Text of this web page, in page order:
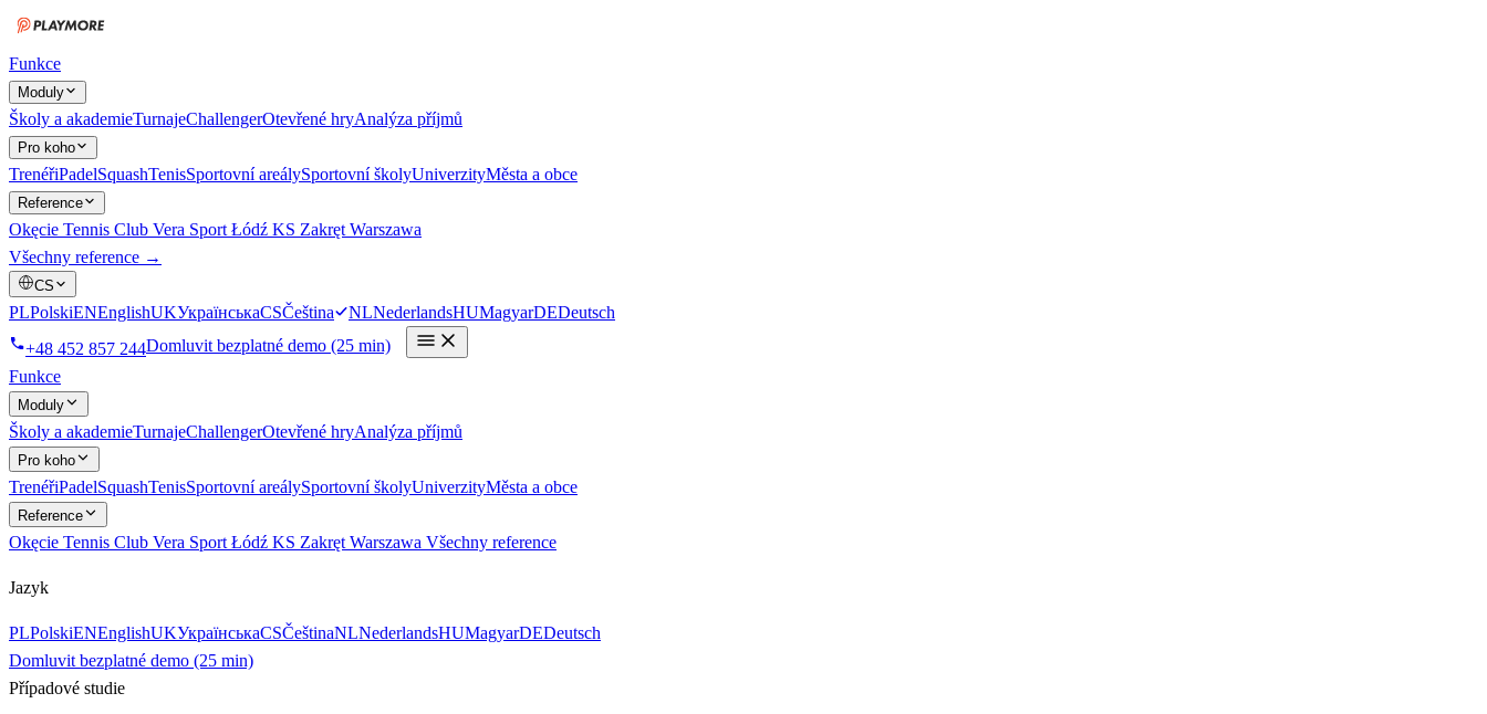
Funkce
Moduly
Školy a akademieTurnajeChallengerOtevřené hryAnalýza příjmů
Pro koho
TrenéřiPadelSquashTenisSportovní areálySportovní školyUniverzityMěsta a obce
Reference
Okęcie Tennis Club Vera Sport Łódź KS Zakręt Warszawa
Všechny reference →
CS
PLPolskiENEnglishUKУкраїнськаCSČeština NLNederlandsHUMagyarDEDeutsch
+48 452 857 244Domluvit bezplatné demo (25 min)
Funkce
Moduly
Školy a akademieTurnajeChallengerOtevřené hryAnalýza příjmů
Pro koho
TrenéřiPadelSquashTenisSportovní areálySportovní školyUniverzityMěsta a obce
Reference
Okęcie Tennis Club Vera Sport Łódź KS Zakręt Warszawa Všechny reference
Jazyk
PLPolskiENEnglishUKУкраїнськаCSČeštinaNLNederlandsHUMagyarDEDeutsch
Domluvit bezplatné demo (25 min)
Případové studie